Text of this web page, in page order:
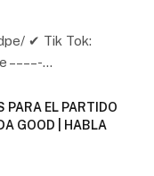
✔ Tik Tok:
– – – -…
PARA EL PARTIDO
GOOD | HABLA